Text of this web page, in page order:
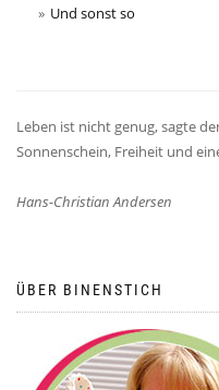
Und sonst so
Leben ist nicht genug, sagte
Sonnenschein, Freiheit und
Hans-Christian Andersen
ÜBER BINENSTICH